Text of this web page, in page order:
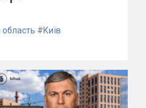
область #Київ